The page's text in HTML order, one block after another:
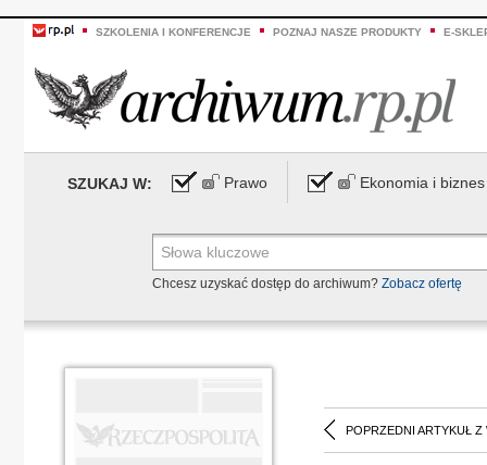
SZKOLENIA I KONFERENCJE POZNAJ NASZE PRODUKTY E-
SZUKAJ W: Prawo Ekonomia i biznes
Chcesz uzyskać dostęp do archiwum? Zobacz ofertę
POPRZEDNI ARTYKUŁ Z